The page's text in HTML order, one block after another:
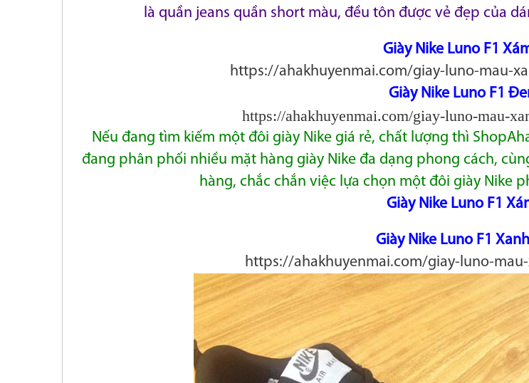
là quần jeans quần short màu, đều tôn được vẻ đẹp của
Giày Nike Luno F1
https://ahakhuyenmai.com/giay-luno-mau-
Giày Nike Luno F1
https://ahakhuyenmai.com/giay-luno-mau-
Nếu đang tìm kiếm một đôi giày Nike giá rẻ, chất lượng thì
đang phân phối nhiều mặt hàng giày Nike đa dạng phong cách,
hàng, chắc chắn việc lựa chọn một đôi giày Nike
Giày Nike Luno F1
Giày Nike Luno F1
https://ahakhuyenmai.com/giay-luno-